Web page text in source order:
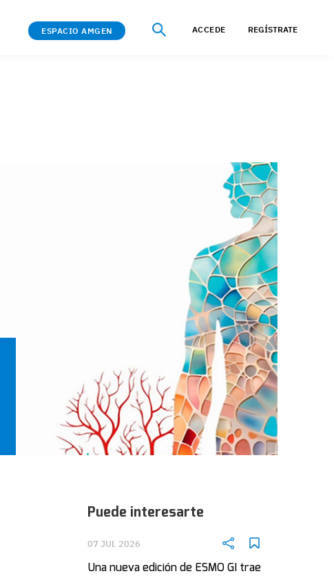
ESPACIO AMGEN ACCEDE REGÍSTRATE
Puede interesarte
07 JUL 2026
Una nueva edición de ESMO GI trae